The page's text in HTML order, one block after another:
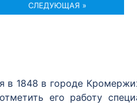
СЛЕДУЮЩАЯ »
в 1848 в городе
его работу